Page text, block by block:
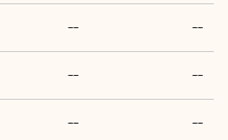
--
--
--
--
--
--